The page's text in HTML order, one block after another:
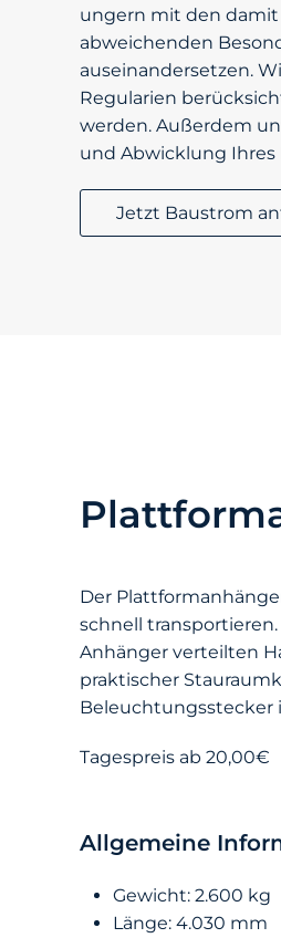
ungern mit den
abweichenden
auseinandersetzen.
Regularien
werden. Außerdem
und Abwicklung Ihres
Jetzt Baustrom
Der
schnell
Anhänger verteilten
praktischer
Beleuchtungsstecker
Tagespreis ab 20,00€
Allgemeine
Gewicht: 2.600 kg
Länge: 4.030 mm